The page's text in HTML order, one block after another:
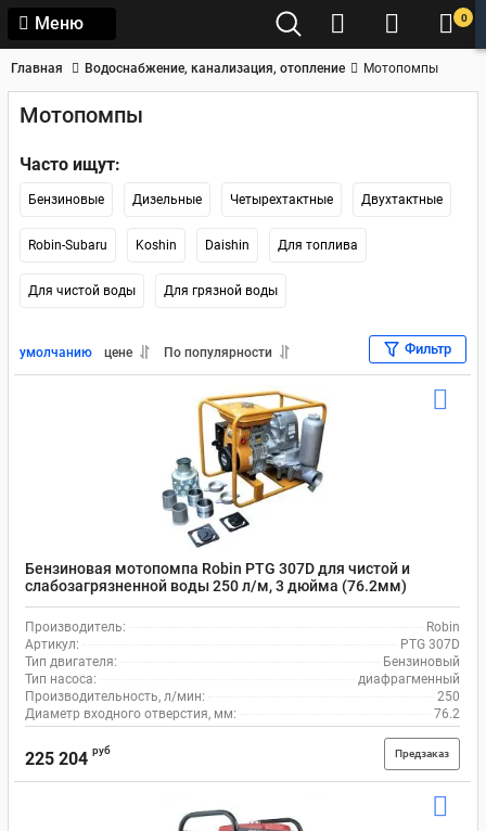
Меню 0
Главная Водоснабжение, канализация, отопление Мотопомпы
Мотопомпы
Часто ищут:
Бензиновые Дизельные Четырехтактные Двухтактные
Robin-Subaru Koshin Daishin Для топлива
Для чистой воды Для грязной воды
умолчанию цене По популярности Фильтр
Бензиновая мотопомпа Robin PTG 307D для чистой и
слабозагрязненной воды 250 л/м, 3 дюйма (76.2мм)
Производитель:
Robin
Артикул:
PTG 307D
Тип двигателя:
Бензиновый
Тип насоса:
диафрагменный
Производительность, л/мин:
250
Диаметр входного отверстия, мм:
76.2
225 204 руб Предзаказ